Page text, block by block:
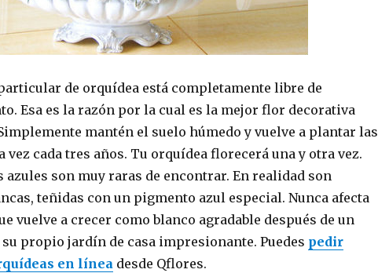
de orquídea está completamente libre de
Esa es la razón por la cual es la mejor flor decorativa
mantén el suelo húmedo y vuelve a plantar las
vez cada tres años. Tu orquídea florecerá una y otra vez.
azules son muy raras de encontrar. En realidad son
teñidas con un pigmento azul especial. Nunca afecta
vuelve a crecer como blanco agradable después de un
propio jardín de casa impresionante. Puedes pedir
en líneadesde Qflores.